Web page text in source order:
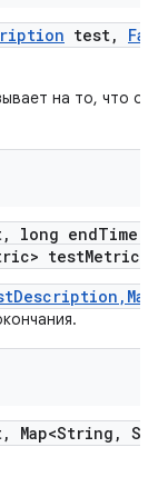
test,
на то, что он
, long endTime
testMetrics)
, Map<String ,